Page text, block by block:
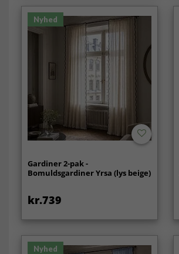
Nyhed
Gardiner 2-pak -
Bomuldsgardiner Yrsa (lys beige)
kr.739
Nyhed